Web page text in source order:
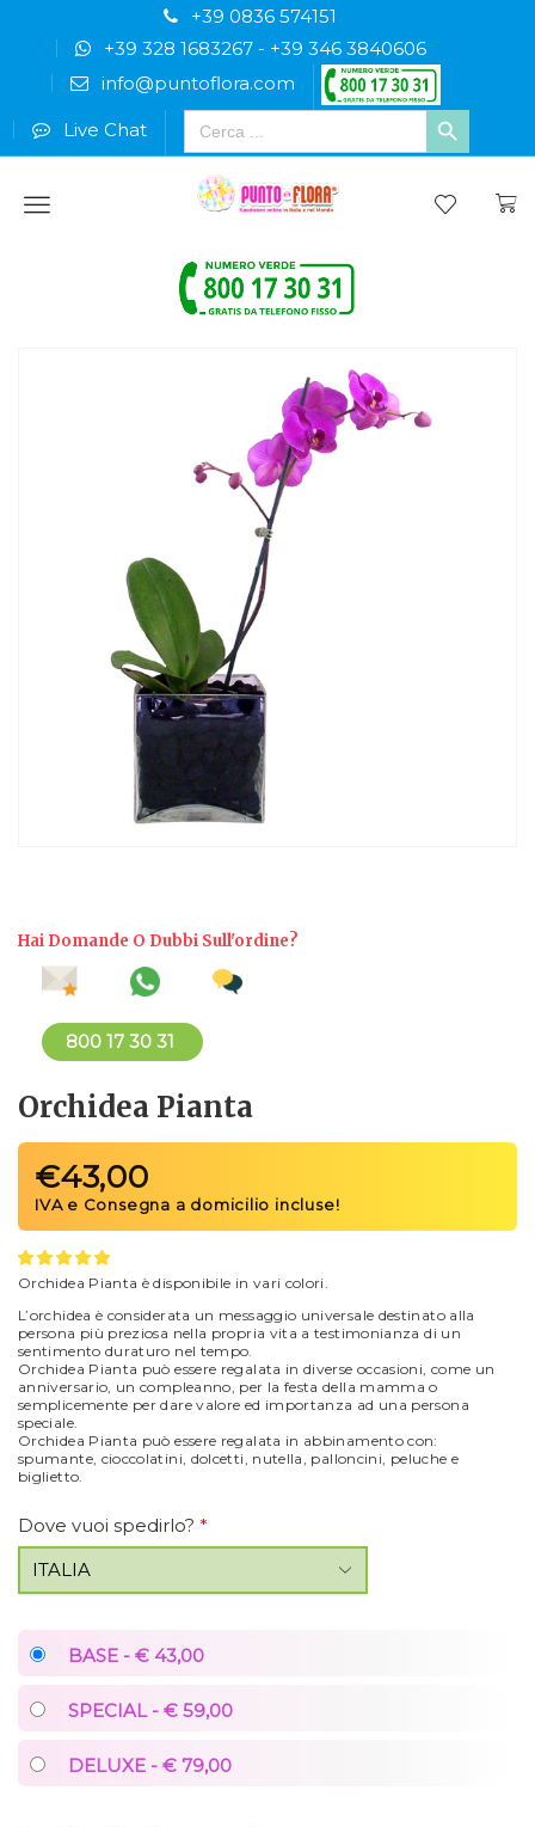
+39 0836 574151
+39 328 1683267- +39 346 3840606
info@puntoflora.com
Live Chat
Search
for:
Menu
Hai Domande O Dubbi Sull'ordine?
800 17 30 31
Orchidea Pianta
€43,00
Orchidea Pianta è disponibile in vari colori.
L’orchidea è considerata un messaggio universale destinato alla
persona più preziosa nella propria vita a testimonianza di un
sentimento duraturo nel tempo.
Orchidea Pianta può essere regalata in diverse occasioni, come un
anniversario, un compleanno, per la festa della mamma o
semplicemente per dare valore ed importanza ad una persona
speciale.
Orchidea Pianta può essere regalata in abbinamento con:
spumante, cioccolatini, dolcetti, nutella, palloncini, peluche e
biglietto.
Dove vuoi spedirlo? *
BASE - € 43,00
SPECIAL - € 59,00
DELUXE - € 79,00